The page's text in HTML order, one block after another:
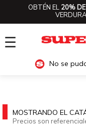
OBTÉN EL 20%
☰
No se
MOSTRANDO EL
Precios son